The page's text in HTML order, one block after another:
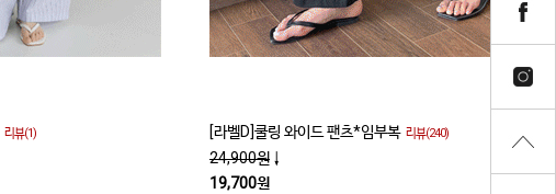
리뷰(1) [라벨D]쿨링 와이드 팬츠*임부복 리뷰(240)
24,900원 ↓
19,700원